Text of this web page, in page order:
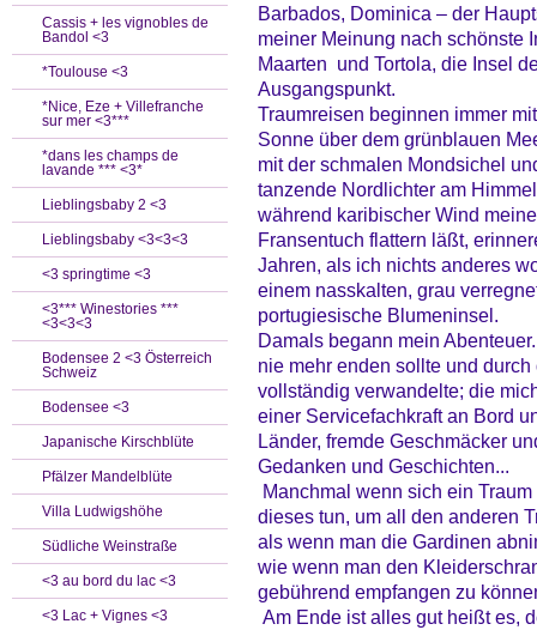
Cassis + les vignobles de
Bandol <3
*Toulouse <3
*Nice, Eze + Villefranche
sur mer <3***
*dans les champs de
lavande *** <3*
Lieblingsbaby 2 <3
Lieblingsbaby <3<3<3
<3 springtime <3
<3*** Winestories ***
<3<3<3
Bodensee 2 <3 Österreich
Schweiz
Bodensee <3
Japanische Kirschblüte
Pfälzer Mandelblüte
Villa Ludwigshöhe
Südliche Weinstraße
<3 au bord du lac <3
<3 Lac + Vignes <3
Barbados, Dominica – der
meiner Meinung nach schönste
Maarten und Tortola, die Insel
Ausgangspunkt.
Traumreisen beginnen immer
Sonne über dem grünblauen
mit der schmalen Mondsichel
tanzende Nordlichter am
während karibischer Wind
Fransentuch flattern läßt,
Jahren, als ich nichts anderes
einem nasskalten, grau
portugiesische Blumeninsel.
Damals begann mein
nie mehr enden sollte und
vollständig verwandelte; die
einer Servicefachkraft an Bord
Länder, fremde Geschmäcker
Gedanken und Geschichten...
Manchmal wenn sich ein
dieses tun, um all den anderen
als wenn man die Gardinen
wie wenn man den
gebührend empfangen zu
Am Ende ist alles gut heißt es,